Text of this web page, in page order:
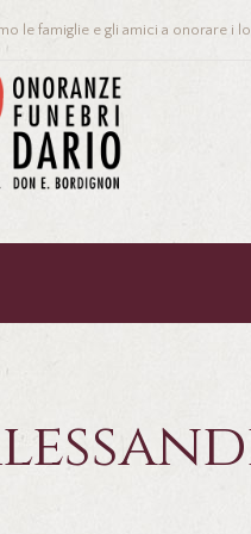
le famiglie e gli amici a onorare i